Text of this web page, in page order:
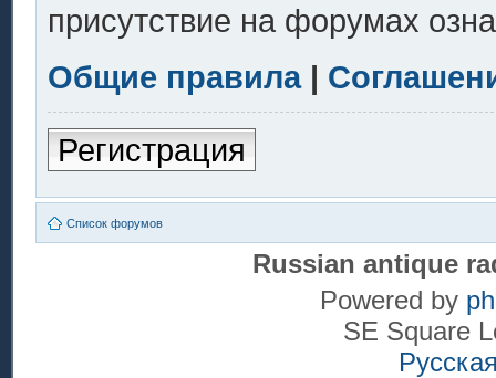
присутствие на форумах
Общие правила|
Регистрация
Список форумов
Russian antique
Powered by
SE Square